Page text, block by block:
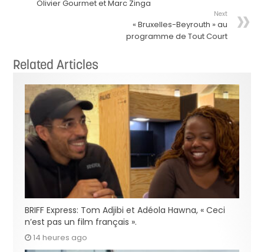
Olivier Gourmet et Marc Zinga
Next
« Bruxelles-Beyrouth » au
programme de Tout Court
Related Articles
BRIFF Express: Tom Adjibi et Adéola Hawna, « Ceci
n’est pas un film français ».
14 heures ago